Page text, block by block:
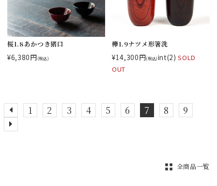
桜1.8あかつき猪口
¥6,380円(税込)
欅1.9ナツメ形箸洗
¥14,300円(税込)int(2)SOLD
OUT
1 2 3 4 5 6 7 8 9
全商品一覧